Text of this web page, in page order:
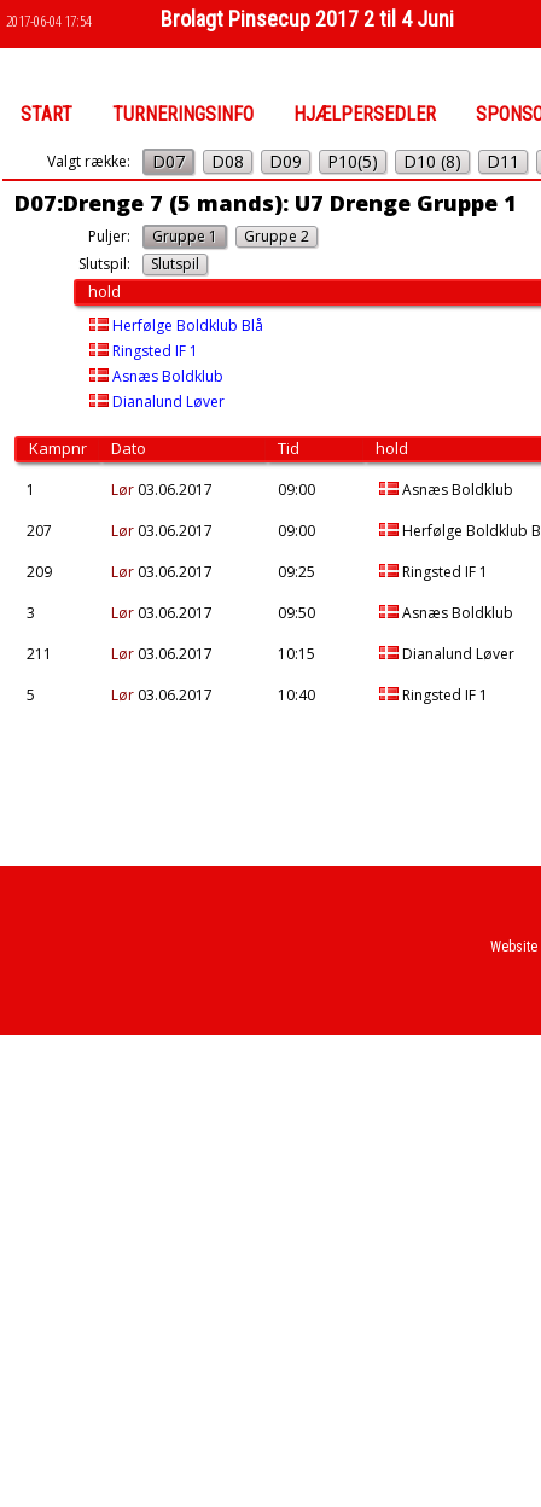
2017-06-04 17:54 Brolagt Pinsecup 2017 2 til 4 Juni
START TURNERINGSINFO HJÆLPERSEDLER
Valgt række: D07 D08 D09 P10(5) D10 (8) D11
D07:Drenge 7 (5 mands): U7 Drenge Gruppe 1
Puljer: Gruppe 1
Gruppe 2
Slutspil:
Slutspil
hold
Herfølge Boldklub Blå
Ringsted IF 1
Asnæs Boldklub
Dianalund Løver
Kampnr Dato Tid hold
1 Lør 03.06.2017 09:00
Asnæs Boldklub
207
Lør 03.06.2017 09:00
Herfølge Boldklub
209
Lør 03.06.2017 09:25
Ringsted IF 1
3
Lør 03.06.2017 09:50
Asnæs Boldklub
211
Lør 03.06.2017 10:15
Dianalund Løver
5
Lør 03.06.2017 10:40 Ringsted IF 1